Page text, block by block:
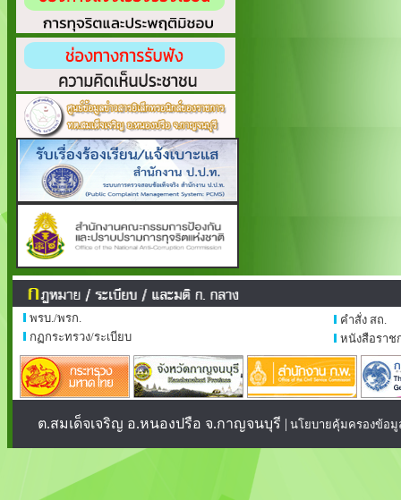
พรบ./พรก.
กฏกระทรวง/ระเบียบ
คำสั่ง สถ.
หนังสือราช
ต.สมเด็จเจริญ อ.หนองปรือ จ.กาญจนบุรี | นโยบายคุ้มครองข้อ